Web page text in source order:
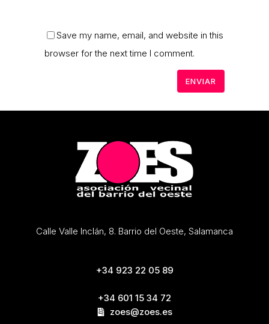
Save my name, email, and website in this
browser for the next time I comment.
Calle Valle Inclán, 8. Barrio del Oeste, Salamanca
+34 923 22 05 89
+34 601 15 34 72
zoes@zoes.es